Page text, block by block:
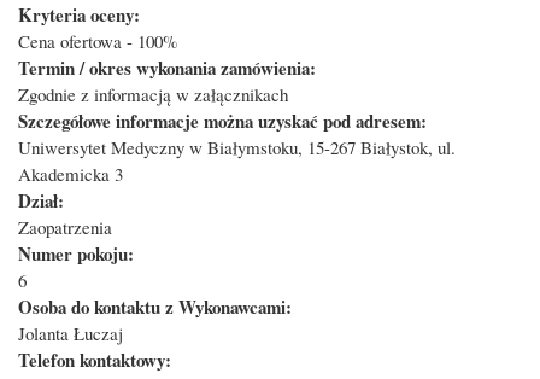
Kryteria oceny:
Cena ofertowa - 100%
Termin / okres wykonania zamówienia:
Zgodnie z informacją w załącznikach
Szczegółowe informacje można uzyskać pod adresem:
Uniwersytet Medyczny w Białymstoku, 15-267 Białystok, ul.
Akademicka 3
Dział:
Zaopatrzenia
Numer pokoju:
6
Osoba do kontaktu z Wykonawcami:
Jolanta Łuczaj
Telefon kontaktowy: